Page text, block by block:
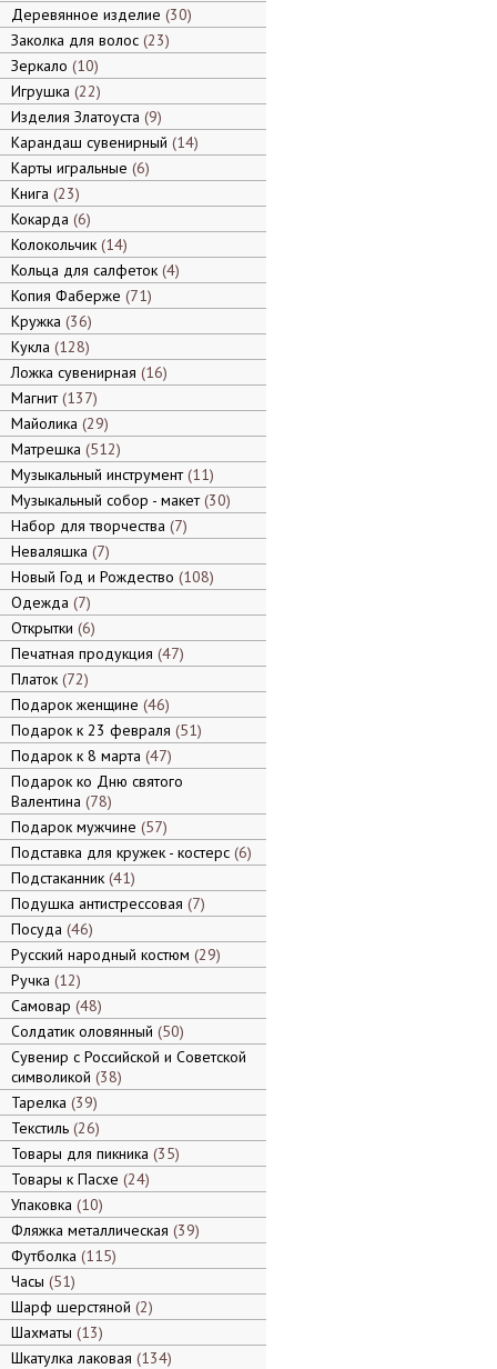
Деревянное изделие 30
Заколка для волос 23
Зеркало 10
Игрушка 22
Изделия Златоуста 9
Карандаш сувенирный 14
Карты игральные 6
Книга 23
Кокарда 6
Колокольчик 14
Кольца для салфеток 4
Копия Фаберже 71
Кружка 36
Кукла 128
Ложка сувенирная 16
Магнит 137
Майолика 29
Матрешка 512
Музыкальный инструмент 11
Музыкальный собор - макет 30
Набор для творчества 7
Неваляшка 7
Новый Год и Рождество 108
Одежда 7
Открытки 6
Печатная продукция 47
Платок 72
Подарок женщине 46
Подарок к 23 февраля 51
Подарок к 8 марта 47
Подарок ко Дню святого
Валентина 78
Подарок мужчине 57
Подставка для кружек - костерс 6
Подстаканник 41
Подушка антистрессовая 7
Посуда 46
Русский народный костюм 29
Ручка 12
Самовар 48
Солдатик оловянный 50
Сувенир с Российской и Советской
символикой 38
Тарелка 39
Текстиль 26
Товары для пикника 35
Товары к Пасхе 24
Упаковка 10
Фляжка металлическая 39
Футболка 115
Часы 51
Шарф шерстяной 2
Шахматы 13
Шкатулка лаковая 134